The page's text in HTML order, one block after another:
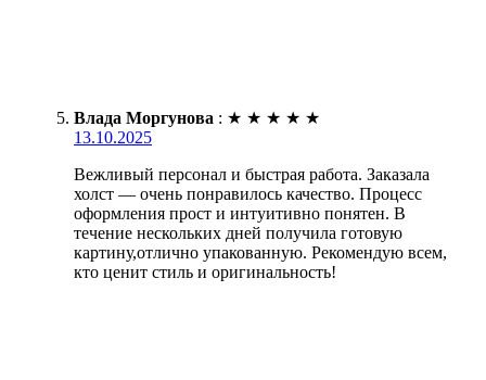
Влада Моргунова : ★ ★ ★ ★ ★
13.10.2025
Вежливый персонал и быстрая работа. Заказала
холст — очень понравилось качество. Процесс
оформления прост и интуитивно понятен. В
течение нескольких дней получила готовую
картину,отлично упакованную. Рекомендую всем,
кто ценит стиль и оригинальность!